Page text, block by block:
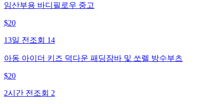
임산부용 바디필로우 중고
$20
13일 전 조회 14
아동 아이더 키즈 덕다운 패딩잠바 및 쏘렐 방수부츠
$20
2시간 전 조회 2